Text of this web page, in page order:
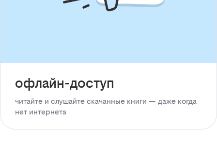
офлайн-доступ
читайте и слушайте скачанные книги — даже когда
нет интернета